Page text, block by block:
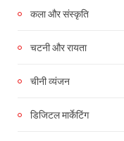
कला और संस्कृति
चटनी और रायता
चीनी व्यंजन
डिजिटल मार्केटिंग